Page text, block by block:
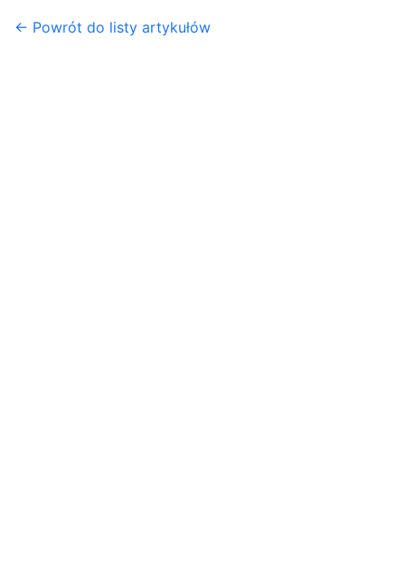
← Powrót do listy artykułów